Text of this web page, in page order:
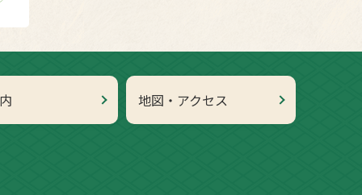
地図・アクセス